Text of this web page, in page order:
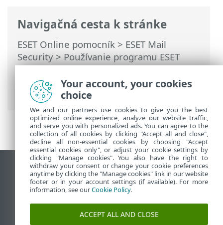
Navigačná cesta k stránke
ESET Online pomocník > ESET Mail
Security>Používanie programu ESET
Mail Security>Nástroje>Klaster>
Sprievodca konfiguráciou klastra –
nastavenie klastra
Zobraziť stránku ako na počítači
End of Life
Databáza znalostí ESET
ESET Fórum
ESET Status Portal
Your account, your cookies
choice
We and our partners use cookies to give you the best
optimized online experience, analyze our website traffic,
and serve you with personalized ads. You can agree to the
collection of all cookies by clicking "Accept all and close",
decline all non-essential cookies by choosing "Accept
essential cookies only", or adjust your cookie settings by
clicking "Manage cookies". You also have the right to
withdraw your consent or change your cookie preferences
anytime by clicking the "Manage cookies" link in our website
footer or in your account settings (if available). For more
information, see ourCookie Policy.
ACCEPT ALL AND CLOSE